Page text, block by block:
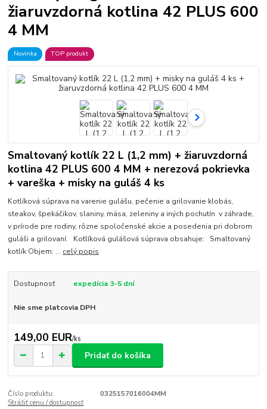
žiaruvzdorná kotlina 42 PLUS 600
4 MM
Novinka TOP produkt
Smaltovaný kotlík 22 L (1,2 mm) + žiaruvzdorná
kotlina 42 PLUS 600 4 MM + nerezová pokrievka
+ vareška + misky na guláš 4 ks
Kotlíková súprava na varenie gulášu, pečenie a grilovanie klobás,
steakov, špekáčikov, slaniny, mäsa, zeleniny a iných pochutín v záhrade,
v prírode pre rodiny, rôzne spoločenské akcie a posedenia pri dobrom
guláši a grilovaní. Kotlíková gulášová súprava obsahuje: Smaltovaný
kotlík Objem: ... celý popis
Dostupnosť expedícia 3-5 dní
Nie sme platcovia DPH
149,00 EUR/ks
Pridať do košíka
Číslo produktu:
0325157016004MM
Strážiť cenu / dostupnosť